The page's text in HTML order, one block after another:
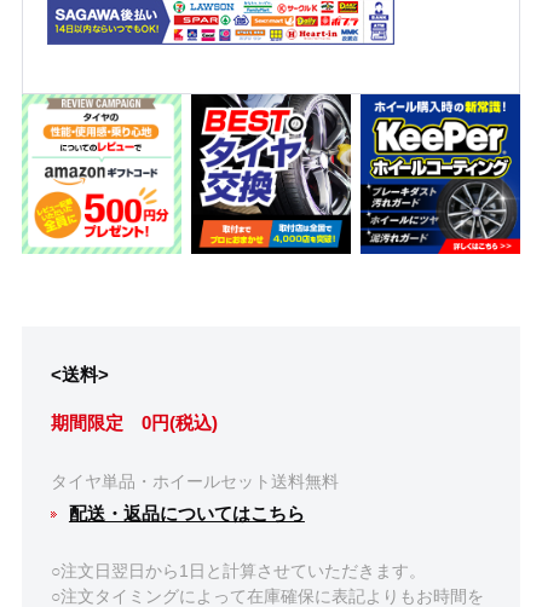
<送料>
期間限定 0円(税込)
タイヤ単品・ホイールセット送料無料
配送・返品についてはこちら
○注文日翌日から1日と計算させていただきます。
○注文タイミングによって在庫確保に表記よりもお時間を